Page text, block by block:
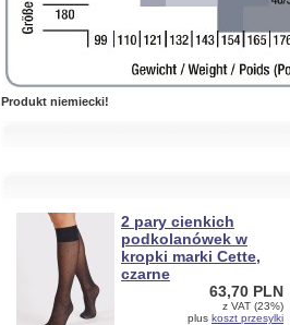
Produkt niemiecki!
2 pary cienkich
podkolanówek w
kropki marki Cette,
czarne
63,70 PLN
z VAT (23%)
plus koszt przesylki